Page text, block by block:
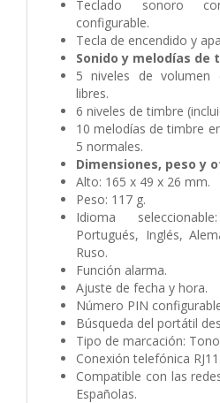
Teclado sonoro
configurable.
Tecla de encendido y
Sonido y melodías de
5 niveles de volumen
libres.
6 niveles de timbre
10 melodías de timbre
5 normales.
Dimensiones, peso y
Alto: 165 x 49 x 26 mm.
Peso: 117 g.
Idioma
Portugués, Inglés,
Ruso.
Función alarma.
Ajuste de fecha y hora.
Número PIN
Búsqueda del portátil
Tipo de marcación:
Conexión telefónica RJ11.
Compatible con las
Españolas.